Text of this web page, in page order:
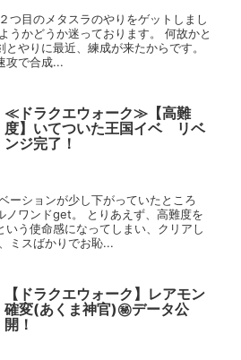
つ目のメタスラのやりをゲットしまし
うかどうか迷っております。 何故かと
やりに最近、練成が来たからです。
攻で合成...
≪ドラクエウォーク≫【高難
度】いてついた王国イベ リベ
ンジ完了！
ーションが少し下がっていたところ
ノワンドget。 とりあえず、高難度を
いう使命感になってしまい、クリアし
ミスばかりでお恥...
【ドラクエウォーク】レアモン
確変(あくま神官)㊙データ公
開！